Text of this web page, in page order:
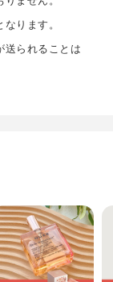
、毛先中心に
フィドケラチ
ヒドロキシエ
リルベタイン
リル-10／ラ
／（ジメチコ
ノエチルアミ
ります。
送られることは